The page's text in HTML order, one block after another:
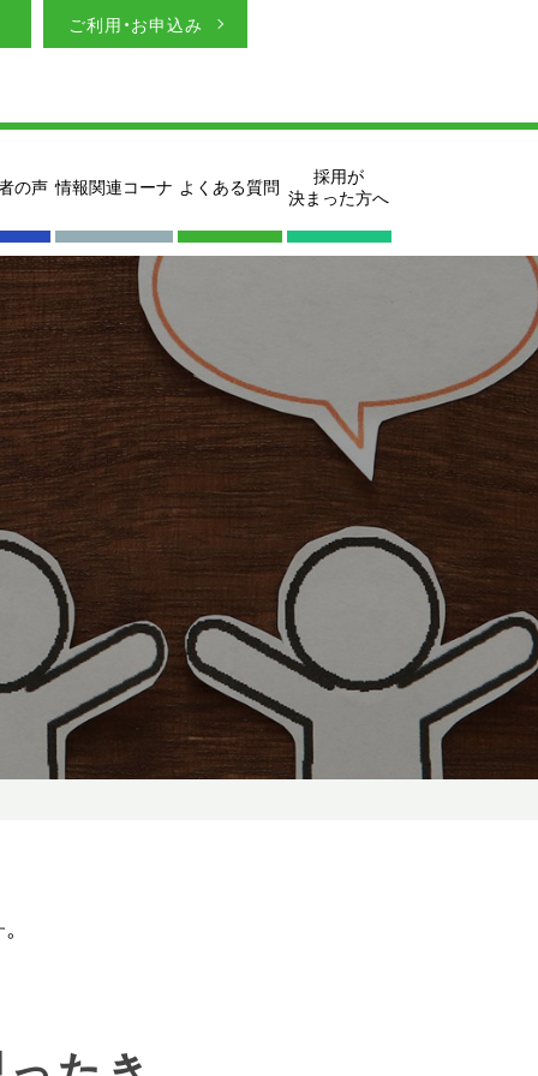
ご利用・お申込み
の声 情報関連コーナ よくある質問
採用が
決まった方へ